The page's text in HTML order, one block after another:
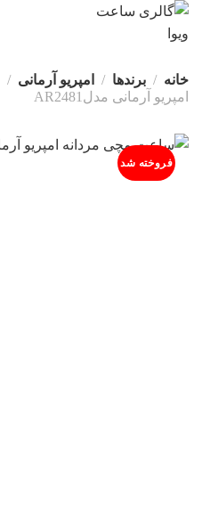
خانه برندها امپریو آرمانی
امپریو آرمانی مدلAR2481
فروخته شد